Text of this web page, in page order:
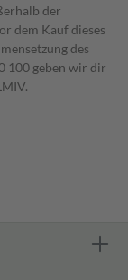
der
dem Kauf dieses
des
100 geben wir dir